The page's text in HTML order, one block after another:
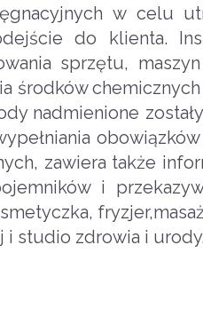
w celu
do klienta.
sprzętu,
środków
nadmienione
zawiera także
i
studio zdrowia i